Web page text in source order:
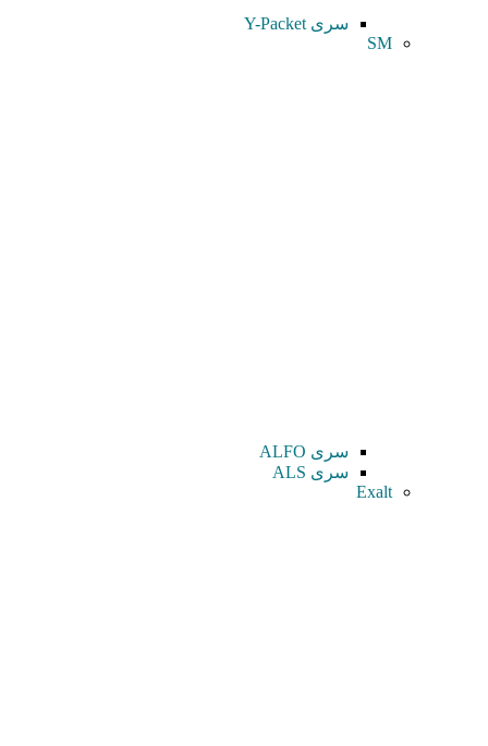
سری Y-Packet
SM
سری ALFO
سری ALS
Exalt